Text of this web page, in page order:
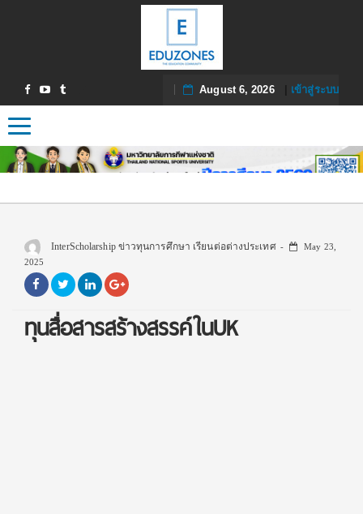
August 6, 2026| เข้าสู่ระบบ
Toggle navigation
InterScholarship ข่าวทุนการศึกษา เรียนต่อต่างประเทศ
May 23,
2025
ทุนสื่อสารสร้างสรรค์ในUK